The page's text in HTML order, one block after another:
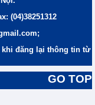
(04)38251312
đăng lại thông tin từ
GO TOP